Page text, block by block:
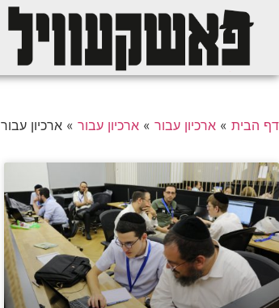
דף הבית » ארכיון עבור » ארכיון עבור » ארכיון עבור